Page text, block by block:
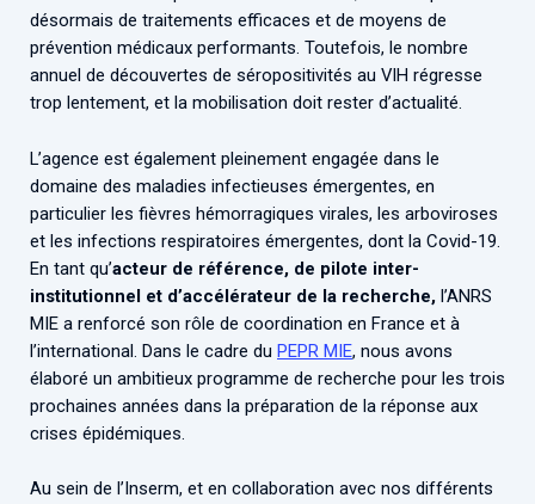
désormais de traitements efficaces et de moyens de
prévention médicaux performants. Toutefois, le nombre
annuel de découvertes de séropositivités au VIH régresse
trop lentement, et la mobilisation doit rester d’actualité.
L’agence est également pleinement engagée dans le
domaine des maladies infectieuses émergentes, en
particulier les fièvres hémorragiques virales, les arboviroses
et les infections respiratoires émergentes, dont la Covid-19.
En tant qu’acteur de référence, de pilote inter-
institutionnel et d’accélérateur de la recherche, l’ANRS
MIE a renforcé son rôle de coordination en France et à
l’international. Dans le cadre du PEPR MIE, nous avons
élaboré un ambitieux programme de recherche pour les trois
prochaines années dans la préparation de la réponse aux
crises épidémiques.
Au sein de l’Inserm, et en collaboration avec nos différents